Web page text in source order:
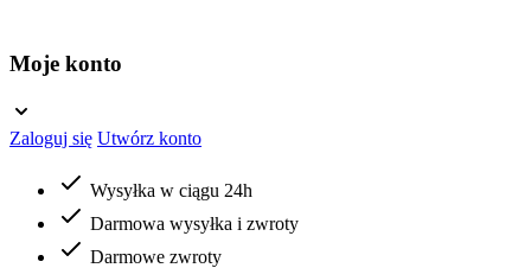
Moje konto
Zaloguj się Utwórz konto
Wysyłka w ciągu 24h
Darmowa wysyłka i zwroty
Darmowe zwroty